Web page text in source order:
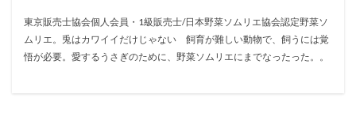
東京販売士協会個人会員・1級販売士/日本野菜ソムリエ協会認定野菜ソ
ムリエ。兎はカワイイだけじゃない 飼育が難しい動物で、飼うには覚
悟が必要。愛するうさぎのために、野菜ソムリエにまでなったった。。